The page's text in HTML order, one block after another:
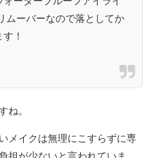
ムーバーなので落としてか
！
ね。
メイクは無理にこすらずに専
担が少ないと言われていま